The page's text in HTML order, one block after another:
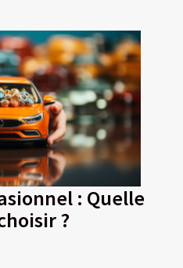
: Quelle
?